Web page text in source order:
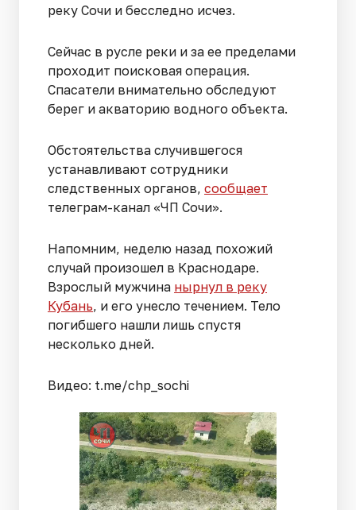
реку Сочи и бесследно исчез.
Сейчас в русле реки и за ее пределами
проходит поисковая операция.
Спасатели внимательно обследуют
берег и акваторию водного объекта.
Обстоятельства случившегося
устанавливают сотрудники
следственных органов, сообщает
телеграм-канал «ЧП Сочи».
Напомним, неделю назад похожий
случай произошел в Краснодаре.
Взрослый мужчина нырнул в реку
Кубань, и его унесло течением. Тело
погибшего нашли лишь спустя
несколько дней.
Видео: t.me/chp_sochi